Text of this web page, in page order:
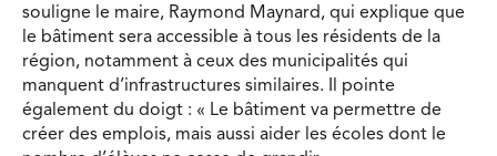
souligne le maire, Raymond Maynard, qui explique que
le bâtiment sera accessible à tous les résidents de la
région, notamment à ceux des municipalités qui
manquent d’infrastructures similaires. Il pointe
également du doigt : « Le bâtiment va permettre de
créer des emplois, mais aussi aider les écoles dont le